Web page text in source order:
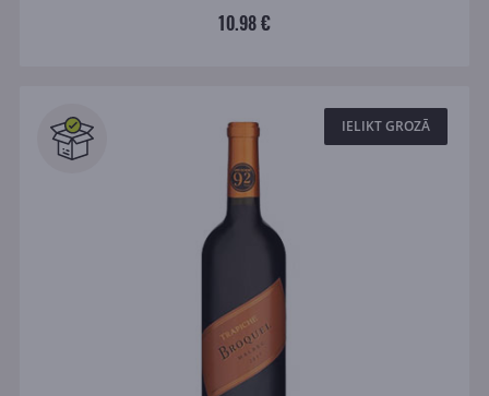
10.98 €
IELIKT GROZĀ